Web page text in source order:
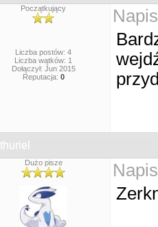
Początkujący
Liczba postów: 4
Liczba wątków: 1
Dołączył: Jun 2015
Reputacja: 0
Ithuriel
Dużo pisze